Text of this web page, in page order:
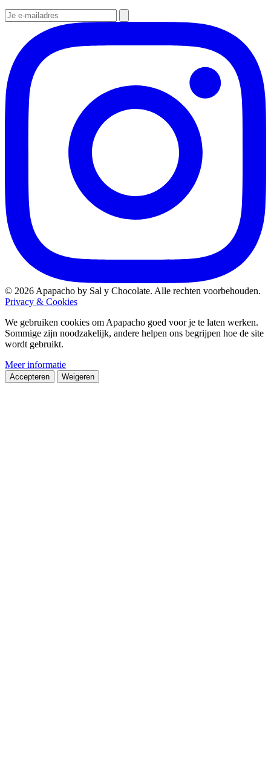
© 2026 Apapacho by Sal y Chocolate. Alle rechten voorbehouden.
Privacy & Cookies
We gebruiken cookies om Apapacho goed voor je te laten werken.
Sommige zijn noodzakelijk, andere helpen ons begrijpen hoe de site
wordt gebruikt.
Meer informatie
Accepteren Weigeren